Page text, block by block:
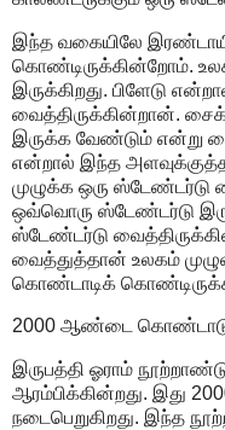
இந்த வகையிலே
கொண்டிருக்கின்றோம்.
இருக்கிறது. பிளேடு
வைத்திருக்கின்றான்.
இருக்க வேண்டும் என்று
என்றால் இந்த
முழுக்க ஒரு
ஒவ்வொரு ஸ்டேண்டர்டு
ஸ்டேண்டர்டு
வைத்துத்தான் உலகம்
கொண்டாடிக்
2000 ஆண்டை
இருபத்தி ஓராம்
ஆரம்பிக்கின்றது. இது
நடைபெறுகிறது. இந்த